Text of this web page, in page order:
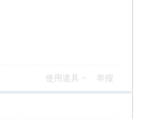
使用道具 举报